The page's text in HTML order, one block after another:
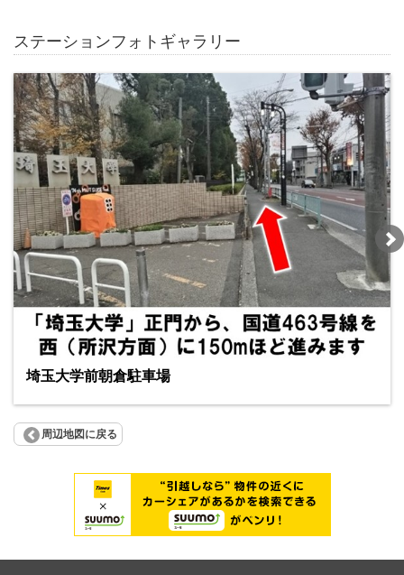
ステーションフォトギャラリー
埼玉大学前朝倉駐車場
周辺地図に戻る